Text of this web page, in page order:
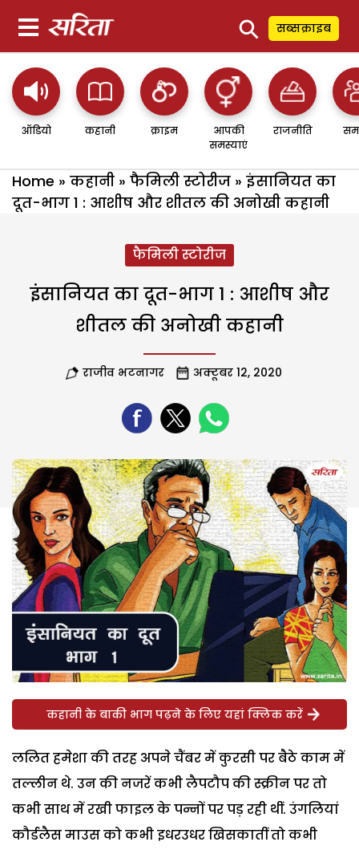
⚲ सब्सक्राइब
ऑडियो कहानी क्राइम
आपकी
समस्याएं
राजनीति
Home » कहानी » फैमिली स्टोरीज » इंसानियत का
दूत-भाग 1 : आशीष और शीतल की अनोखी कहानी
फैमिली स्टोरीज
इंसानियत का दूत-भाग 1 : आशीष और
शीतल की अनोखी कहानी
राजीव भटनागर अक्टूबर 12, 2020
कहानी के बाकी भाग पढ़ने के लिए यहां क्लिक करें
ललित हमेशा की तरह अपने चैंबर में कुरसी पर बैठे काम में
तल्लीन थे. उन की नजरें कभी लैपटौप की स्क्रीन पर तो
कभी साथ में रखी फाइल के पन्नों पर पड़ रही थीं. उंगलियां
कौर्डलैस माउस को कभी इधरउधर खिसकातीं तो कभी